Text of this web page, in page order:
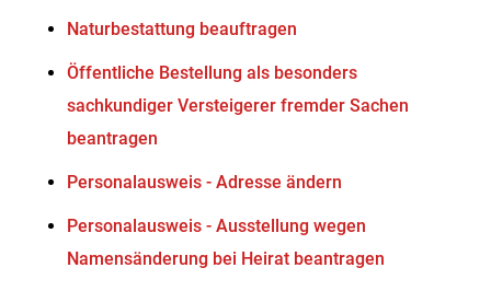
Naturbestattung beauftragen
Öffentliche Bestellung als besonders
sachkundiger Versteigerer fremder Sachen
beantragen
Personalausweis - Adresse ändern
Personalausweis - Ausstellung wegen
Namensänderung bei Heirat beantragen